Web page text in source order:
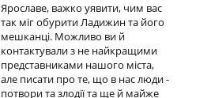
Ярославе, важко уявити, чим вас
так міг обурити Ладижин та його
мешканці. Можливо ви й
контактували з не найкращими
представниками нашого міста,
але писати про те, що в нас люди -
потвори та злодії та ще й майже